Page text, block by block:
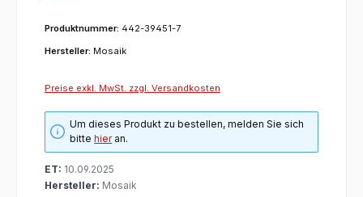
Produktnummer: 442-39451-7
Hersteller: Mosaik
Preise exkl. MwSt. zzgl. Versandkosten
Um dieses Produkt zu bestellen, melden Sie sich
bittehieran.
ET: 10.09.2025
Hersteller: Mosaik